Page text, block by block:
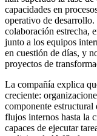
capacidades en
operativo de desarrollo.
colaboración estrecha,
junto a los equipos
en cuestión de días, y
proyectos de
La compañía explica
creciente:
componente estructural
flujos internos hasta la
capaces de ejecutar